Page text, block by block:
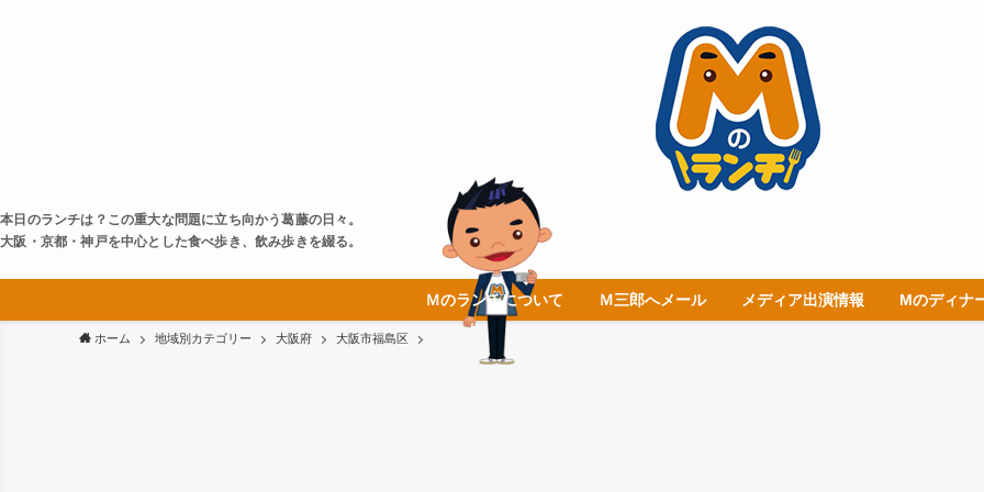
本日のランチは？この重大な問題に立ち向かう葛藤の日々。
大阪・京都・神戸を中心とした食べ歩き、飲み歩きを綴る。
Ｍのランチについて Ｍ三郎へメール メディア出演情報 Mのディナ
ホーム 地域別カテゴリー 大阪府 大阪市福島区